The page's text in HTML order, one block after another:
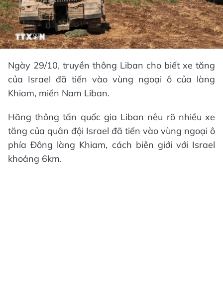
Ngày 29/10, truyền thông Liban cho biết xe tăng
của Israel đã tiến vào vùng ngoại ô của làng
Khiam, miền Nam Liban.
Hãng thông tấn quốc gia Liban nêu rõ nhiều xe
tăng của quân đội Israel đã tiến vào vùng ngoại ô
phía Đông làng Khiam, cách biên giới với Israel
khoảng 6km.